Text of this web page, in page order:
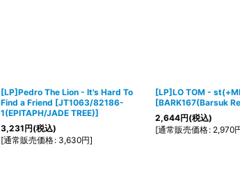
[LP]Pedro The Lion - It's Hard To
Find a Friend [JT1063/82186-
1(EPITAPH/JADE TREE)]
3,231円(税込)
[通常販売価格: 3,630円]
[LP]LO TOM -
[BARK167(Barsuk
2,644円(税込)
[通常販売価格: 2,970